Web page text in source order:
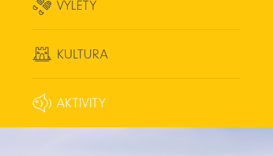
VÝLETY
KULTURA
AKTIVITY